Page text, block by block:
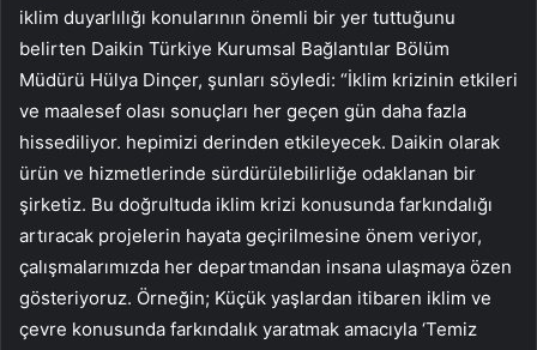
iklim duyarlılığı konularının önemli bir yer tuttuğunu
belirten Daikin Türkiye Kurumsal Bağlantılar Bölüm
Müdürü Hülya Dinçer, şunları söyledi: “İklim krizinin etkileri
ve maalesef olası sonuçları her geçen gün daha fazla
hissediliyor. hepimizi derinden etkileyecek. Daikin olarak
ürün ve hizmetlerinde sürdürülebilirliğe odaklanan bir
şirketiz. Bu doğrultuda iklim krizi konusunda farkındalığı
artıracak projelerin hayata geçirilmesine önem veriyor,
çalışmalarımızda her departmandan insana ulaşmaya özen
gösteriyoruz. Örneğin; Küçük yaşlardan itibaren iklim ve
çevre konusunda farkındalık yaratmak amacıyla ‘Temiz